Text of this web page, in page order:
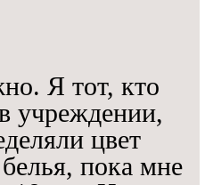
Я тот, кто
учреждении,
цвет
пока мне